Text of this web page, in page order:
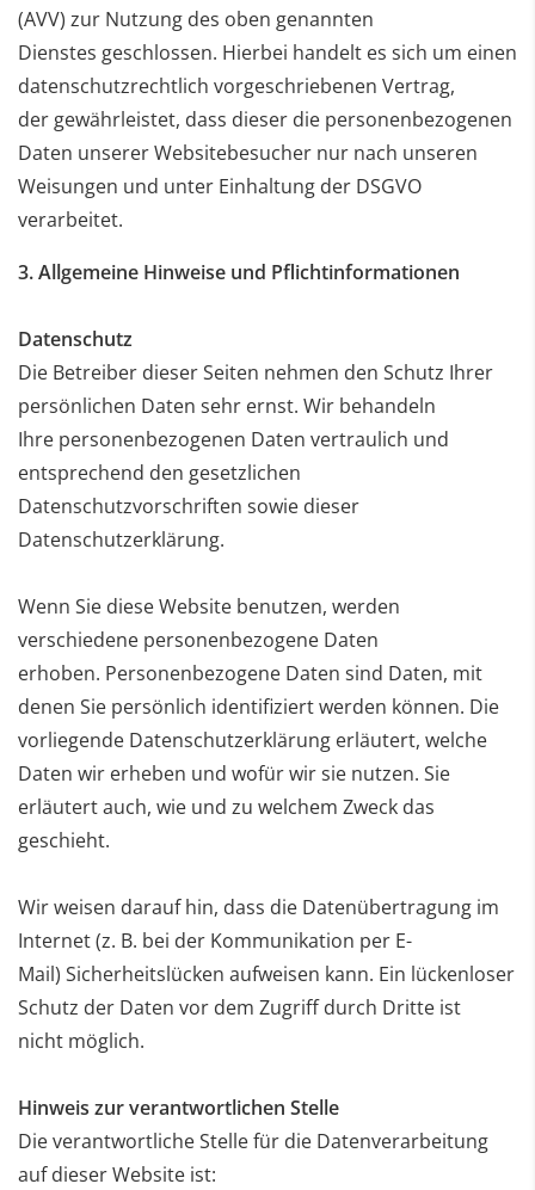
(AVV) zur Nutzung des oben genannten
Dienstes geschlossen. Hierbei handelt es sich um einen
datenschutzrechtlich vorgeschriebenen Vertrag,
der gewährleistet, dass dieser die personenbezogenen
Daten unserer Websitebesucher nur nach unseren
Weisungen und unter Einhaltung der DSGVO
verarbeitet.
3. Allgemeine Hinweise und Pflichtinformationen
Datenschutz
Die Betreiber dieser Seiten nehmen den Schutz Ihrer
persönlichen Daten sehr ernst. Wir behandeln
Ihre personenbezogenen Daten vertraulich und
entsprechend den gesetzlichen
Datenschutzvorschriften sowie dieser
Datenschutzerklärung.
Wenn Sie diese Website benutzen, werden
verschiedene personenbezogene Daten
erhoben. Personenbezogene Daten sind Daten, mit
denen Sie persönlich identifiziert werden können. Die
vorliegende Datenschutzerklärung erläutert, welche
Daten wir erheben und wofür wir sie nutzen. Sie
erläutert auch, wie und zu welchem Zweck das
geschieht.
Wir weisen darauf hin, dass die Datenübertragung im
Internet (z. B. bei der Kommunikation per E-
Mail) Sicherheitslücken aufweisen kann. Ein lückenloser
Schutz der Daten vor dem Zugriff durch Dritte ist
nicht möglich.
Hinweis zur verantwortlichen Stelle
Die verantwortliche Stelle für die Datenverarbeitung
auf dieser Website ist: